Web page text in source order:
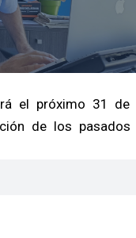
el próximo 31 de
de los pasados